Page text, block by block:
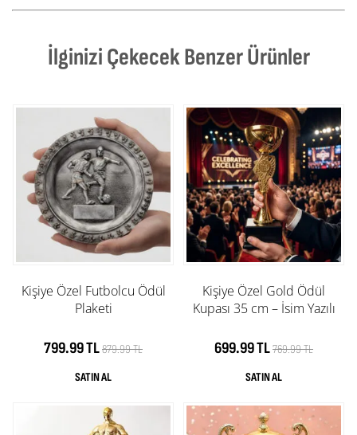
İlginizi Çekecek Benzer Ürünler
Kişiye Özel Futbolcu Ödül
Plaketi
799.99 TL879.99 TL
Kişiye Özel Gold Ödül
Kupası 35 cm – İsim Yazılı
699.99 TL769.99 TL